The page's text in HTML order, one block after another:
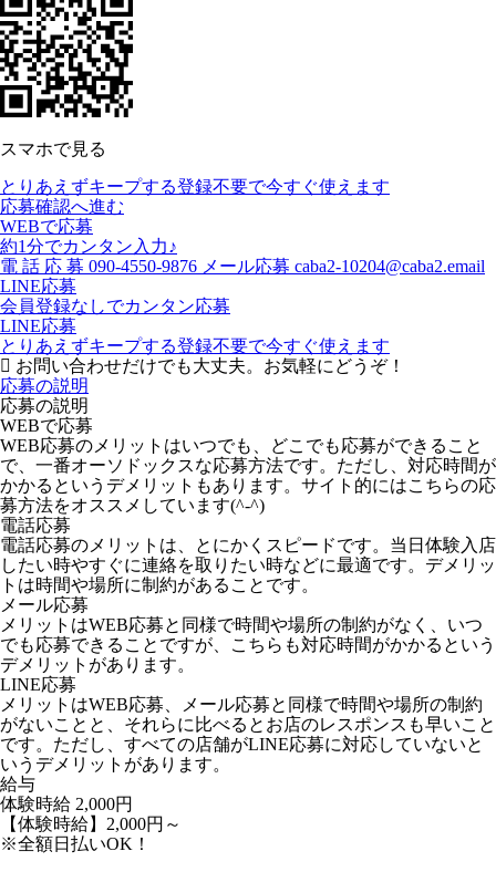
スマホで見る
とりあえずキープする登録不要で今すぐ使えます
応募確認へ進む
WEBで応募
約1分でカンタン入力♪
電 話 応 募 090-4550-9876 メール応募 caba2-10204@caba2.email
LINE応募
会員登録なしでカンタン応募
LINE応募
とりあえずキープする登録不要で今すぐ使えます
お問い合わせだけでも大丈夫。お気軽にどうぞ！
応募の説明
応募の説明
WEBで応募
WEB応募のメリットはいつでも、どこでも応募ができること
で、一番オーソドックスな応募方法です。ただし、対応時間が
かかるというデメリットもあります。サイト的にはこちらの応
募方法をオススメしています(^-^)
電話応募
電話応募のメリットは、とにかくスピードです。当日体験入店
したい時やすぐに連絡を取りたい時などに最適です。デメリッ
トは時間や場所に制約があることです。
メール応募
メリットはWEB応募と同様で時間や場所の制約がなく、いつ
でも応募できることですが、こちらも対応時間がかかるという
デメリットがあります。
LINE応募
メリットはWEB応募、メール応募と同様で時間や場所の制約
がないことと、それらに比べるとお店のレスポンスも早いこと
です。ただし、すべての店舗がLINE応募に対応していないと
いうデメリットがあります。
給与
体験時給 2,000円
【体験時給】2,000円～
※全額日払いOK！